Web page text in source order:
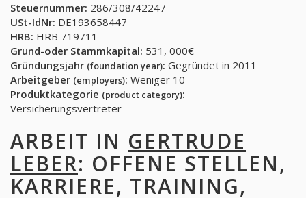
Steuernummer: 286/308/42247
USt-IdNr: DE193658447
HRB: HRB 719711
Grund-oder Stammkapital: 531, 000€
Gründungsjahr (foundation year): Gegründet in 2011
Arbeitgeber (employers): Weniger 10
Produktkategorie (product category):
Versicherungsvertreter
ARBEIT IN GERTRUDE
LEBER: OFFENE STELLEN,
KARRIERE, TRAINING,